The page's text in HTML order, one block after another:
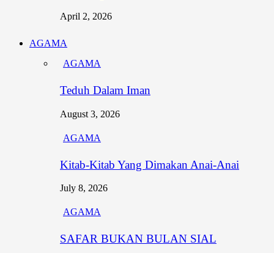
April 2, 2026
AGAMA
AGAMA
Teduh Dalam Iman
August 3, 2026
AGAMA
Kitab-Kitab Yang Dimakan Anai-Anai
July 8, 2026
AGAMA
SAFAR BUKAN BULAN SIAL